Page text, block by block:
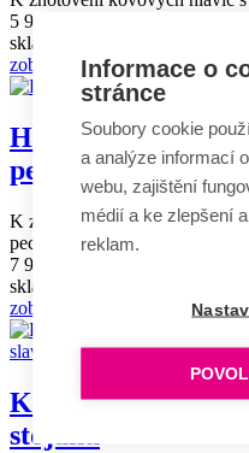
5 990 Kč
skladem
zobrazit
Hlavice k žerdi s
pecičkami
K zhotovení kovových hlavic
pecičkami...
7 990 Kč
skladem
zobrazit
Komplet dvoudílné
stojanu
Informace o
stránce
Soubory cookie
a analýze informací
webu, zajištění
médií a ke zlepšení
reklam.